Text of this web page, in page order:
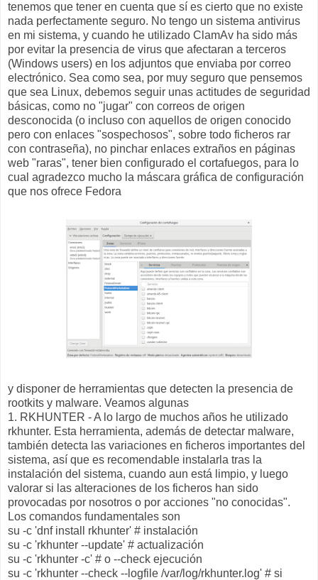
tenemos que tener en cuenta que sí es cierto que no existe
nada perfectamente seguro. No tengo un sistema antivirus
en mi sistema, y cuando he utilizado ClamAv ha sido más
por evitar la presencia de virus que afectaran a terceros
(Windows users) en los adjuntos que enviaba por correo
electrónico. Sea como sea, por muy seguro que pensemos
que sea Linux, debemos seguir unas actitudes de seguridad
básicas, como no "jugar" con correos de origen
desconocida (o incluso con aquellos de origen conocido
pero con enlaces "sospechosos", sobre todo ficheros rar
con contraseña), no pinchar enlaces extraños en páginas
web "raras", tener bien configurado el cortafuegos, para lo
cual agradezco mucho la máscara gráfica de configuración
que nos ofrece Fedora
y disponer de herramientas que detecten la presencia de
rootkits y malware. Veamos algunas
1. RKHUNTER - A lo largo de muchos años he utilizado
rkhunter. Esta herramienta, además de detectar malware,
también detecta las variaciones en ficheros importantes del
sistema, así que es recomendable instalarla tras la
instalación del sistema, cuando aun está limpio, y luego
valorar si las alteraciones de los ficheros han sido
provocadas por nosotros o por acciones "no conocidas".
Los comandos fundamentales son
su -c 'dnf install rkhunter' # instalación
su -c 'rkhunter --update' # actualización
su -c 'rkhunter -c' # o --check ejecución
su -c 'rkhunter --check --logfile /var/log/rkhunter.log' # si